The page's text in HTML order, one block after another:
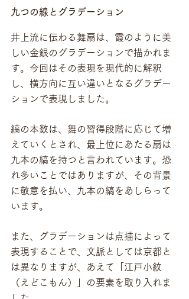
九つの線とグラデーション
井上流に伝わる舞扇は、霞のように美
しい金銀のグラデーションで描かれま
す。今回はその表現を現代的に解釈
し、横方向に互い違いとなるグラデー
ションで表現しました。
縞の本数は、舞の習得段階に応じて増
えていくとされ、最上位にあたる扇は
九本の縞を持つと言われています。恐
れ多いことではありますが、その背景
に敬意を払い、九本の縞をあしらって
います。
また、グラデーションは点描によって
表現することで、文脈としては京都と
は異なりますが、あえて「江戸小紋
（えどこもん）」の要素を取り入れま